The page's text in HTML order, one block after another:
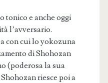
tonico e anche oggi
l’avversario.
con cui lo yokozuna
di Shohozan
(poderosa la sua
riesce poi a